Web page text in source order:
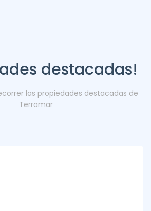
destacadas!
las propiedades destacadas de
Terramar